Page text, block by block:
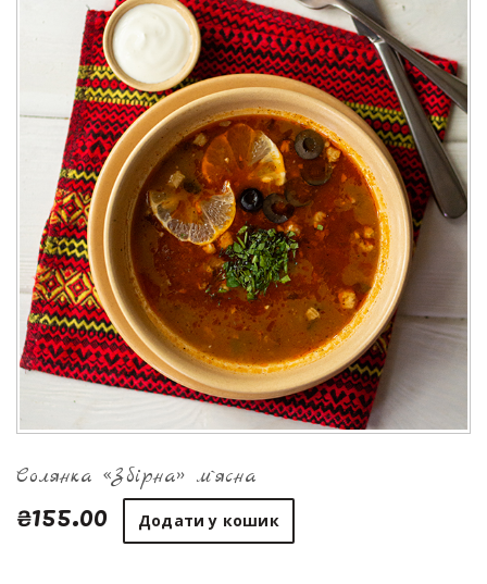
Солянка «Збірна» м`ясна
₴155.00 Додати у кошик